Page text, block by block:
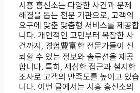
시흥 흥신소는 다양한 사건과 문제
해결을 돕는 전문 기관으로, 고객의
요구에 맞춘 맞춤형 서비스를 제공합
니다. 개인적인 고민부터 복잡한 사
건까지, 경험豊富한 전문가들이 신
뢰할 수 있는 정보와 솔루션을 제공
합니다. 특히, 세심한 접근과 철저한
조사로 고객의 만족도를 높이고 있습
니다. 이번 글에서는 시흥 흥신소의